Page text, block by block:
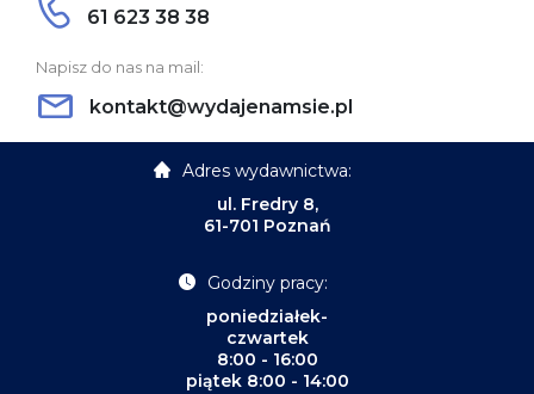
61 623 38 38
Napisz do nas na mail:
kontakt@wydajenamsie.pl
Adres wydawnictwa:
ul. Fredry 8,
61-701 Poznań
Godziny pracy:
poniedziałek-
czwartek
8:00 - 16:00
piątek 8:00 - 14:00